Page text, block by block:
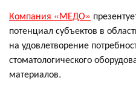
Компания «МЕДО»
потенциал субъектов в
на удовлетворение
стоматологического
материалов.